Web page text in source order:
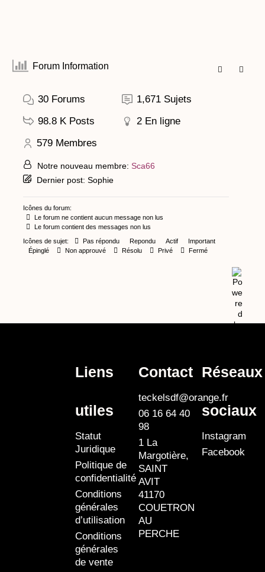
Forum Information
30 Forums 1,671 Sujets
98.8 K Posts 2 En ligne
579 Membres
Notre nouveau membre: Sca66
Dernier post: Sophie
Icônes du forum:
Le forum ne contient aucun message non lus
Le forum contient des messages non lus
Icônes de sujet:
Pas répondu Repondu Actif
Important
Épinglé
Non approuvé Résolu Privé Fermé
Liens
utiles
Statut
Juridique
Politique de
confidentialité
Conditions
générales
d’utilisation
Conditions
générales
de vente
Contact
teckelsdf@orange.fr
06 16 64 40
98
1 La
Margotière,
SAINT
AVIT
41170
COUETRON
AU
PERCHE
Réseaux
sociaux
Instagram
Facebook